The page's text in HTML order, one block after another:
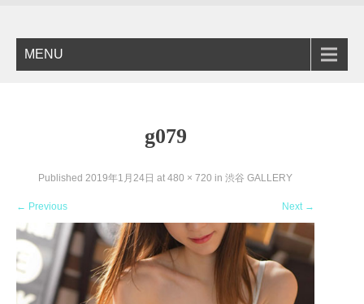
MENU
g079
Published2019年1月24日 at480 × 720 in渋谷 GALLERY
← Previous Next →